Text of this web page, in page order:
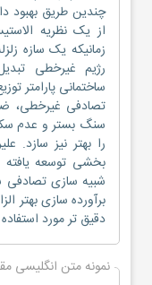
چندین طریق بهبود
از یک نظریه
زمانیکه یک سازه
رژیم غیرخطی
ساختمانی پارامتر
تصادفی غیرخطی،
سنگ بستر و عدم
را بهتر نیز سازد.
بخشی توسعه
شبیه سازی تصادفی
برآورده سازی بهتر
دقیق تر مورد
نمونه متن انگلیسی